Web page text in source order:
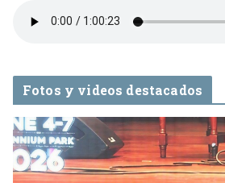
Fotos y videos destacados